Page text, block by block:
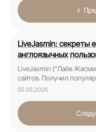
LiveJasmin: секреты
англоязычных
LiveJasmin (“Лайв
сайтов. Получил
05.05.2026